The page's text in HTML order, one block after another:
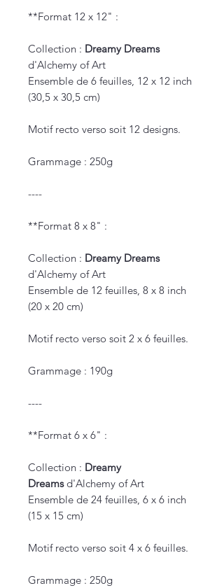
**Format 12 x 12" :
Collection : Dreamy Dreams
d'Alchemy of Art
Ensemble de 6 feuilles, 12 x 12 inch
(30,5 x 30,5 cm)
Motif recto verso soit 12 designs.
Grammage : 250g
----
**Format 8 x 8" :
Collection : Dreamy Dreams
d'Alchemy of Art
Ensemble de 12 feuilles, 8 x 8 inch
(20 x 20 cm)
Motif recto verso soit 2 x 6 feuilles.
Grammage : 190g
----
**Format 6 x 6" :
Collection : Dreamy
Dreamsd'Alchemy of Art
Ensemble de 24 feuilles, 6 x 6 inch
(15 x 15 cm)
Motif recto verso soit 4 x 6 feuilles.
Grammage : 250g